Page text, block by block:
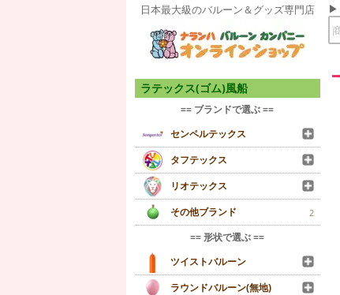
日本最大級のバルーン＆グッズ専門店
ラテックス(ゴム)風船
== ブランドで選ぶ ==
センペルテックス
タフテックス
リオテックス
その他ブランド
2
== 形状で選ぶ ==
ツイストバルーン
ラウンドバルーン(無地)